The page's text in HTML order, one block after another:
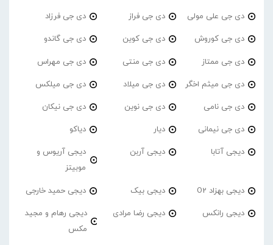
دی جی علی مولی دی جی فراز دی جی فرزاد
دی جی کوروش دی جی کوین دی جی گاندو
دی جی ممتاز دی جی منتی دی جی مهراس
دی جی میثم اخگر دی جی میلاد دی جی میلکس
دی جی نامی دی جی نوین دی جی نیکان
دی جی نیمانی دیار دیاکو
دیجی آتابا دیجی آربن
دیجی آریوس و
موبیتز
دیجی بهزاد O2 دیجی بیک دیجی حمید خارجی
دیجی رانکس دیجی رضا مرادی
دیجی رهام و مجید
مکس